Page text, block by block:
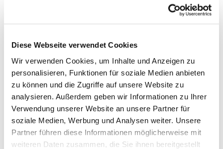
Diese Webseite verwendet Cookies
Wir verwenden Cookies, um Inhalte und Anzeigen zu
personalisieren, Funktionen für soziale Medien anbieten
zu können und die Zugriffe auf unsere Website zu
analysieren. Außerdem geben wir Informationen zu Ihrer
Verwendung unserer Website an unsere Partner für
soziale Medien, Werbung und Analysen weiter. Unsere
Partner führen diese Informationen möglicherweise mit
weiteren Daten zusammen, die Sie ihnen bereitgestellt
Bevor es losgeht, haben wir einige Stücke gelesen,
Mitspieler gefunden, Rollen verteilt. Wir haben
schon "Stammpersonal", die über 30 Jahre dabei
sind und es kommen immer mal neue hinzu. Unsere
Jüngsten sind 7 und 9 Jahre alt, sie haben vor zwei
Jahren das erste Mal mitgespielt. Unser
Krippenspiel handelte von Gott, der den Engel
Gabriel zu Maria und Josef, aber auch im weiteren